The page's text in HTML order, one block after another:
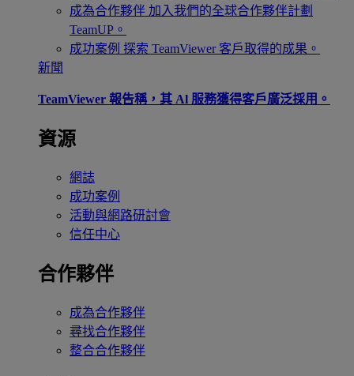
成為合作夥伴 加入我們的全球合作夥伴計劃
TeamUP。
成功案例 探索 TeamViewer 客戶取得的成果。
新聞
TeamViewer 報告稱，其 Al 服務獲得客戶廣泛採用。
資源
網誌
成功案例
活動與網路研討會
信任中心
合作夥伴
成為合作夥伴
尋找合作夥伴
整合合作夥伴